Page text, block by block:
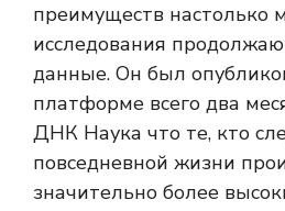
преимуществ настолько
исследования
данные. Он был
платформе всего два
ДНК Наука что те, кто
повседневной жизни
значительно более